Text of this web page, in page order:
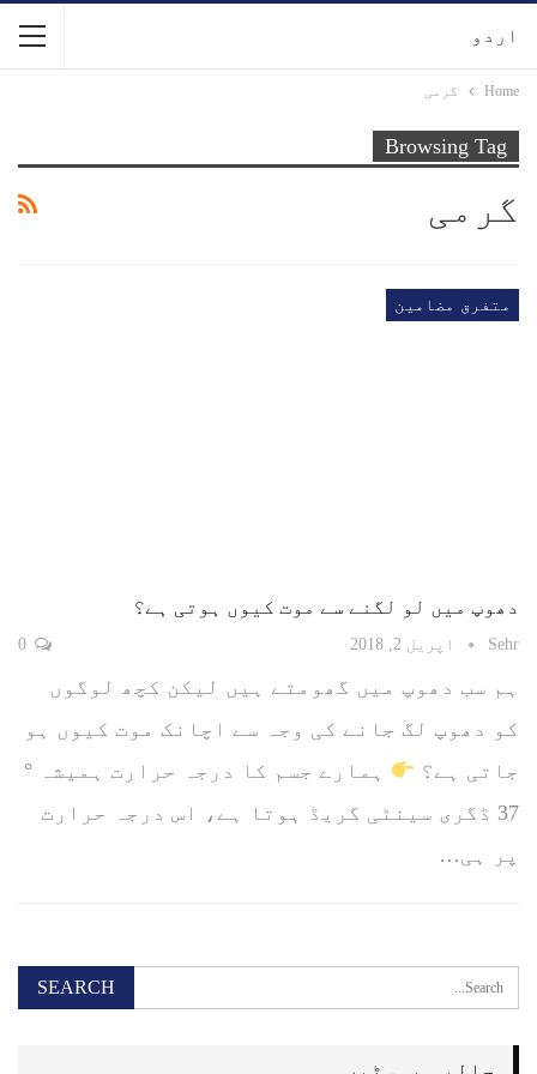
اردو
Home گرمی
Browsing Tag
گرمی
متفرق مضامین
دھوپ میں لو لگنے سے موت کیوں ہوتی ہے؟
Sehr اپریل 2, 2018
ہم سب دھوپ میں گھومتے ہیں لیکن کچھ لوگوں
کو دھوپ لگ جانے کی وجہ سے اچانک موت کیوں ہو
جاتی ہے؟
ہمارے جسم کا درجہ حرارت ہمیشہ °
37 ڈگری سینٹی گریڈ ہوتا ہے، اس درجہ حرارت
پر ہی…